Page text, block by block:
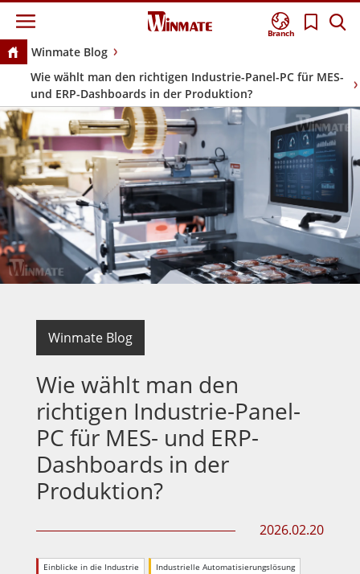
Branch
Winmate Blog
Wie wählt man den richtigen Industrie-Panel-PC für MES-
und ERP-Dashboards in der Produktion?
Winmate Blog
Wie wählt man den
richtigen Industrie-Panel-
PC für MES- und ERP-
Dashboards in der
Produktion?
2026.02.20
Einblicke in die Industrie Industrielle Automatisierungslösung